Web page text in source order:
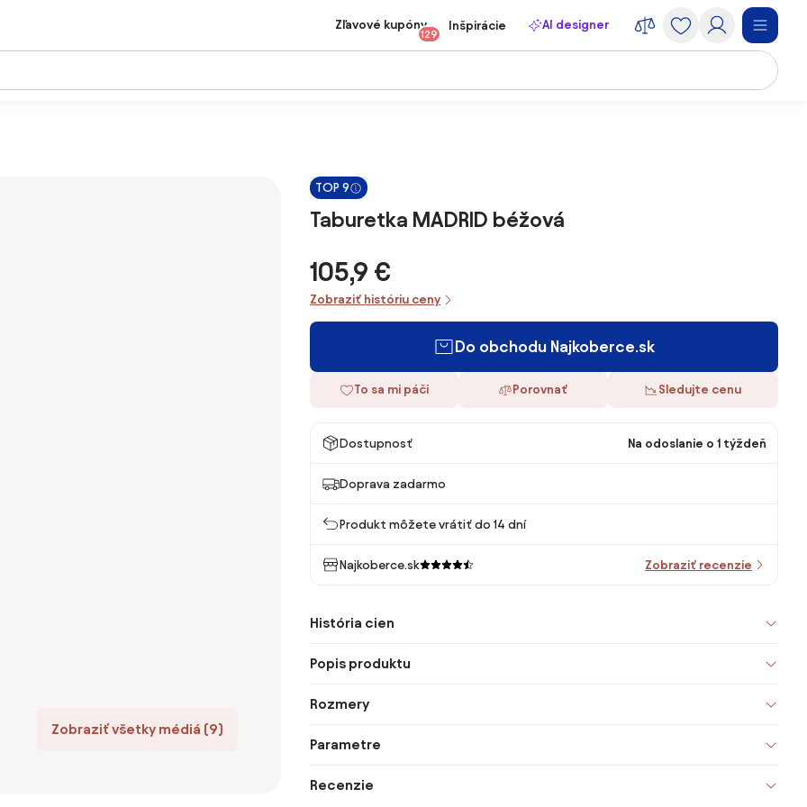
Zľavové kupóny
129
Inšpirácie AI designer
Zobraziť všetky médiá (9)
TOP 9
Taburetka MADRID béžová
105,9 €
Zobraziť históriu ceny
Do obchodu Najkoberce.sk
To sa mi páči Porovnať Sledujte cenu
Dostupnosť Na odoslanie o 1 týždeň
Doprava zadarmo
Produkt môžete vrátiť do 14 dní
Najkoberce.sk Zobraziť recenzie
História cien
Popis produktu
Rozmery
Parametre
Recenzie